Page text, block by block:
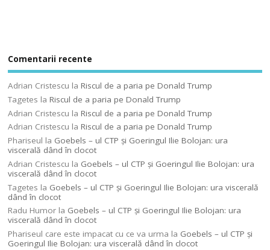
Comentarii recente
Adrian Cristescu laRiscul de a paria pe Donald Trump
Tagetes laRiscul de a paria pe Donald Trump
Adrian Cristescu laRiscul de a paria pe Donald Trump
Adrian Cristescu laRiscul de a paria pe Donald Trump
Phariseul la Goebels – ul CTP şi Goeringul Ilie Bolojan: ura
viscerală dând în clocot
Adrian Cristescu la Goebels – ul CTP şi Goeringul Ilie Bolojan: ura
viscerală dând în clocot
Tagetes la Goebels – ul CTP şi Goeringul Ilie Bolojan: ura viscerală
dând în clocot
Radu Humor la Goebels – ul CTP şi Goeringul Ilie Bolojan: ura
viscerală dând în clocot
Phariseul care este impacat cu ce va urma la Goebels – ul CTP şi
Goeringul Ilie Bolojan: ura viscerală dând în clocot